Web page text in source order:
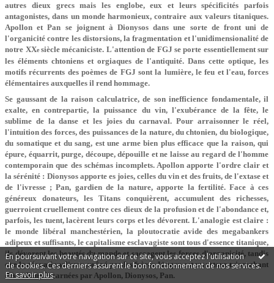
En poursuivant votre navigation sur ce site, vous acceptez l'utilisation
de cookies. Ces derniers assurent le bon fonctionnement de nos services.
En savoir plus.
autres dieux grecs mais les englobe, eux et leurs spécifici­tés parfois
antagonistes, dans un monde harmonieux, contraire aux valeurs titaniques.
Apollon et Pan se joignent à Dionysos dans une sorte de front uni de
l'organicité contre les distorsions, la fragmentation et l'unidimensionalité de
notre XXesiècle mécaniciste. L'attention de FGJ se porte essentiellement sur
les éléments chtoniens et orgiaques de l'antiquité. Dans cette optique, les
motifs récurrents des poèmes de FGJ sont la lumière, le feu et l'eau, forces
élémentaires auxquelles il rend hommage.
Se gaussant de la raison calculatrice, de son inefficience fondamentale, il
exalte, en contrepartie, la puissance du vin, l'exubérance de la fête, le
sublime de la danse et les joies du carnaval. Pour arraisonner le réel,
l'intuition des forces, des puissances de la nature, du chtonien, du biologique,
du somatique et du sang, est une arme bien plus efficace que la raison, qui
épure, équarrit, purge, découpe, dépouille et ne laisse au regard de l'homme
contemporain que des schémas incomplets. Apollon apporte l'ordre clair et
la sérénité : Dionysos apporte es joies, celles du vin et des fruits, de l'extase et
de l'ivresse ; Pan, gardien de la nature, apporte la fertilité. Face à ces
généreux donateurs, les Titans conquièrent, accumulent des richesses,
guerroient cruellement contre ces dieux de la profusion et de l'abondance et,
parfois, les tuent, lacèrent leurs corps et les dévorent. L'analogie est claire :
le monde libéral manchestérien, la ploutocratie avide des megabankers
adipeux et suffisants, le capitalisme esclavagiste sont tous d'essence titanique,
ils dévorent les beautés du monde et saccagent les forces d'organicité, tandis
que le néo­nationalisme, prôné par les frères Jünger, est un retour triomphant
des valeurs incarnées par Apollon, Dionysos, Pan.